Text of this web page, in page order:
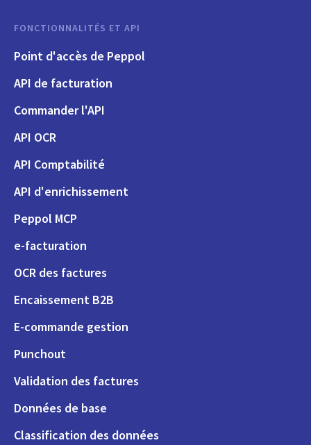
FONCTIONNALITÉS ET API
Point d'accès de Peppol
API de facturation
Commander l'API
API OCR
API Comptabilité
API d'enrichissement
Peppol MCP
e-facturation
OCR des factures
Encaissement B2B
E-commande gestion
Punchout
Validation des factures
Données de base
Classification des données